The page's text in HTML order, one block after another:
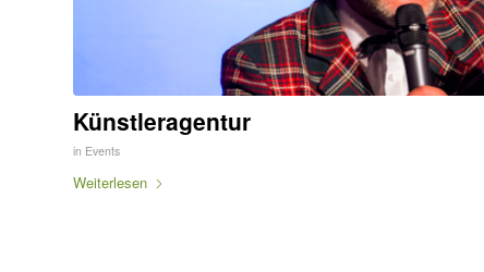
Künstleragentur
in Events
Weiterlesen